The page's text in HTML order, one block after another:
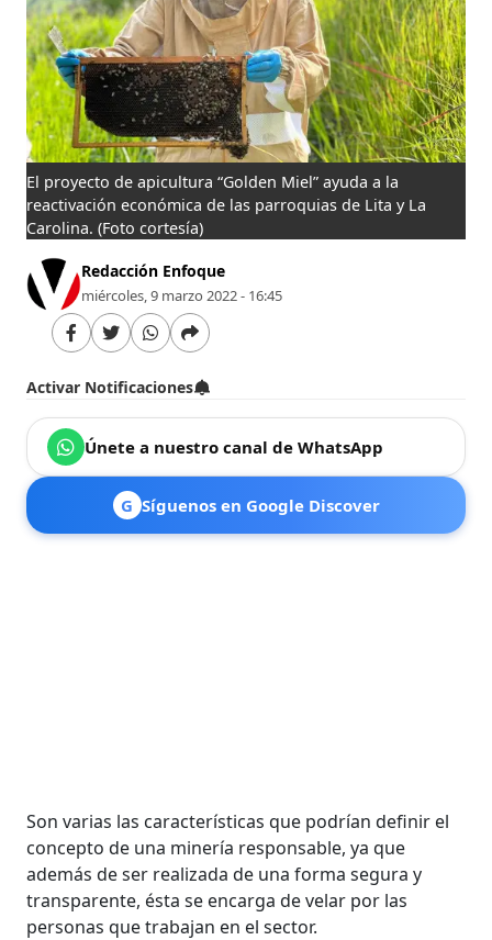
El proyecto de apicultura “Golden Miel” ayuda a la
reactivación económica de las parroquias de Lita y La
Carolina. (Foto cortesía)
Redacción Enfoque
miércoles, 9 marzo 2022 - 16:45
Activar Notificaciones
Únete a nuestro canal de WhatsApp
G Síguenos en Google Discover
Son varias las características que podrían definir el
concepto de una minería responsable, ya que
además de ser realizada de una forma segura y
transparente, ésta se encarga de velar por las
personas que trabajan en el sector.